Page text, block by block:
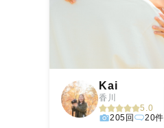
Kai
香川
5.0
205回
20件